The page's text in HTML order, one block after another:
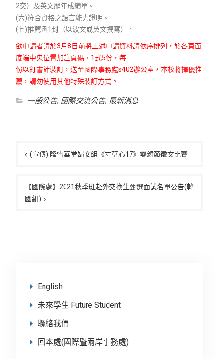
2交）及英文歷年成績單。
(六)符合資格之語言能力證明。
(七)推薦函1封（以波文或英文撰寫）。
欲申請者請於3月8日前將上述申請資料請依序排列，於各頁面
底端中央位置加註頁碼，1式5份，每
份以釘書針裝訂，送至國際事務處s402辦公室，本校將擇優推
薦，請勿使用其他特殊裝訂方式。
一般公告, 國際交流公告, 最新消息
章 (宣傳) 隆雪華堂婦女組《寸草心17》雙親節徵文比賽
【國際處】2021秋季班赴外交換生甄選面試名單公告(韓
國組)
English
未來學生 Future Student
聯絡我們
回本處(國際暨兩岸事務處)